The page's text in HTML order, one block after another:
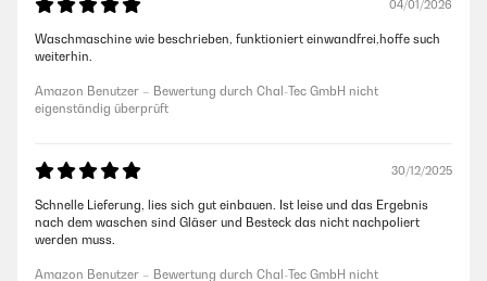
04/01/2026
Waschmaschine wie beschrieben, funktioniert einwandfrei,hoffe such
weiterhin.
Amazon Benutzer – Bewertung durch Chal-Tec GmbH nicht
eigenständig überprüft
30/12/2025
Schnelle Lieferung, lies sich gut einbauen. Ist leise und das Ergebnis
nach dem waschen sind Gläser und Besteck das nicht nachpoliert
werden muss.
Amazon Benutzer – Bewertung durch Chal-Tec GmbH nicht